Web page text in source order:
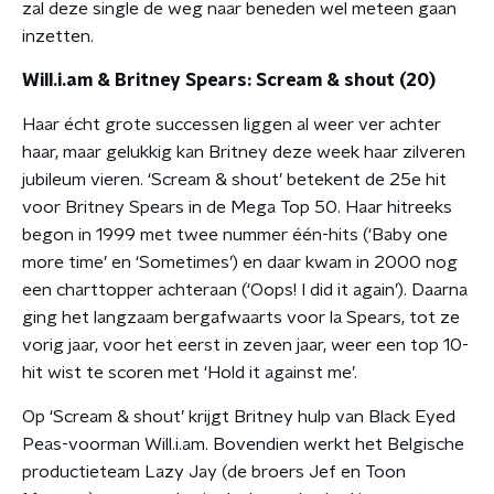
zal deze single de weg naar beneden wel meteen gaan
inzetten.
Will.i.am & Britney Spears: Scream & shout (20)
Haar écht grote successen liggen al weer ver achter
haar, maar gelukkig kan Britney deze week haar zilveren
jubileum vieren. ‘Scream & shout’ betekent de 25e hit
voor Britney Spears in de Mega Top 50. Haar hitreeks
begon in 1999 met twee nummer één-hits (‘Baby one
more time’ en ‘Sometimes’) en daar kwam in 2000 nog
een charttopper achteraan (‘Oops! I did it again’). Daarna
ging het langzaam bergafwaarts voor la Spears, tot ze
vorig jaar, voor het eerst in zeven jaar, weer een top 10-
hit wist te scoren met ‘Hold it against me’.
Op ‘Scream & shout’ krijgt Britney hulp van Black Eyed
Peas-voorman Will.i.am. Bovendien werkt het Belgische
productieteam Lazy Jay (de broers Jef en Toon